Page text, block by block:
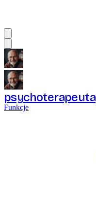
psychoterapeuta
Funkcje